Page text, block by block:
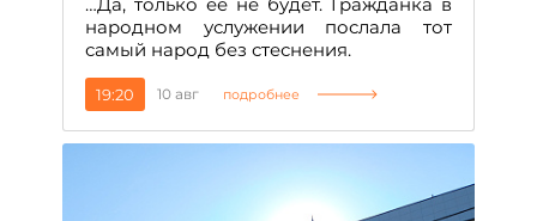
народном услужении послала тот
самый народ без стеснения.
19:20 10 авг подробнее